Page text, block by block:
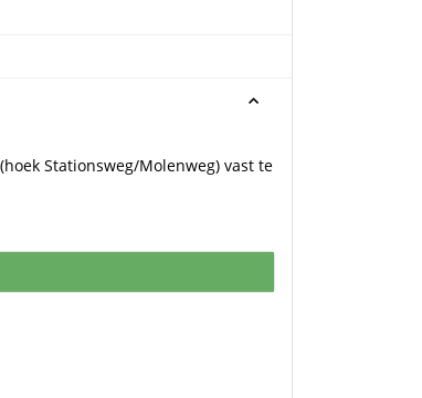
Stationsweg/Molenweg) vast te